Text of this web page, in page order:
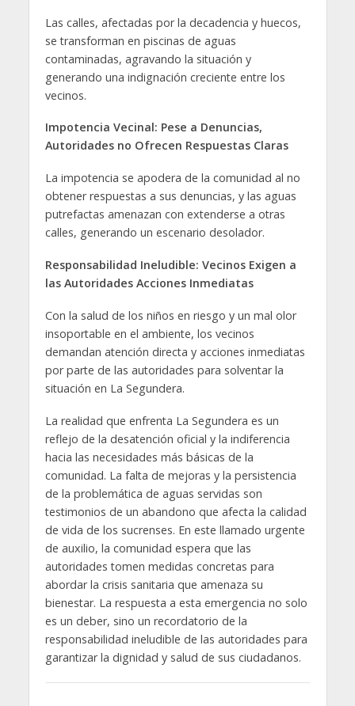
Las calles, afectadas por la decadencia y huecos,
se transforman en piscinas de aguas
contaminadas, agravando la situación y
generando una indignación creciente entre los
vecinos.
Impotencia Vecinal: Pese a Denuncias,
Autoridades no Ofrecen Respuestas Claras
La impotencia se apodera de la comunidad al no
obtener respuestas a sus denuncias, y las aguas
putrefactas amenazan con extenderse a otras
calles, generando un escenario desolador.
Responsabilidad Ineludible: Vecinos Exigen a
las Autoridades Acciones Inmediatas
Con la salud de los niños en riesgo y un mal olor
insoportable en el ambiente, los vecinos
demandan atención directa y acciones inmediatas
por parte de las autoridades para solventar la
situación en La Segundera.
La realidad que enfrenta La Segundera es un
reflejo de la desatención oficial y la indiferencia
hacia las necesidades más básicas de la
comunidad. La falta de mejoras y la persistencia
de la problemática de aguas servidas son
testimonios de un abandono que afecta la calidad
de vida de los sucrenses. En este llamado urgente
de auxilio, la comunidad espera que las
autoridades tomen medidas concretas para
abordar la crisis sanitaria que amenaza su
bienestar. La respuesta a esta emergencia no solo
es un deber, sino un recordatorio de la
responsabilidad ineludible de las autoridades para
garantizar la dignidad y salud de sus ciudadanos.